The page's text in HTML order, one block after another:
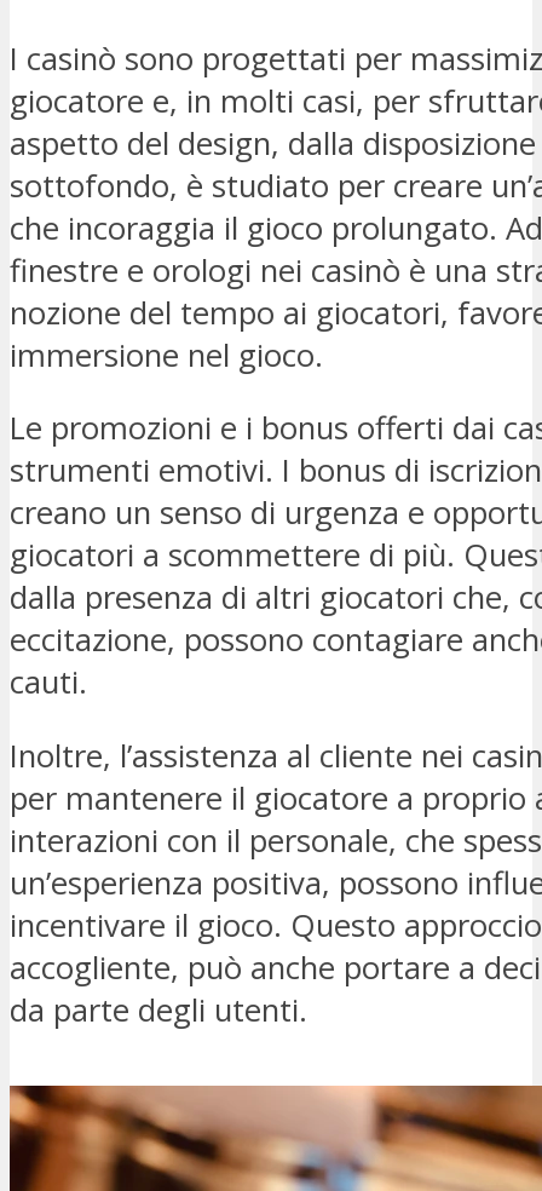
I casinò sono progettati per
giocatore e, in molti casi, per
aspetto del design, dalla
sottofondo, è studiato per creare
che incoraggia il gioco prolungato.
finestre e orologi nei casinò è una
nozione del tempo ai giocatori,
immersione nel gioco.
Le promozioni e i bonus offerti dai
strumenti emotivi. I bonus di
creano un senso di urgenza e
giocatori a scommettere di più.
dalla presenza di altri giocatori che,
eccitazione, possono contagiare
cauti.
Inoltre, l’assistenza al cliente nei
per mantenere il giocatore a proprio
interazioni con il personale, che
un’esperienza positiva, possono
incentivare il gioco. Questo
accogliente, può anche portare a
da parte degli utenti.